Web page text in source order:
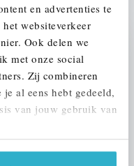
en advertenties te
websiteverkeer
Ook delen we
met onze social
Zij combineren
al eens hebt gedeeld,
van jouw gebruik van
Stap 1 van 3